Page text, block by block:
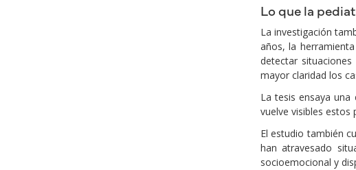
Lo que la
La investigación
años, la
detectar
mayor claridad los
La tesis ensaya
vuelve visibles estos
El estudio también
han atravesado
socioemocional y